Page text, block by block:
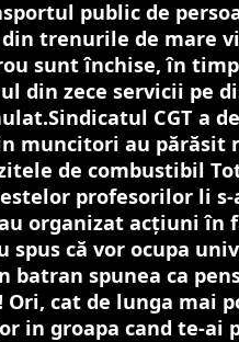
public de
trenurile de mare
sunt închise, în timp
din zece servicii pe
CGT a
muncitori au părăsit
de combustibil
profesorilor li
organizat acțiuni în
spus că vor ocupa
batran spunea ca
Ori, cat de lunga mai
in groapa cand te-ai